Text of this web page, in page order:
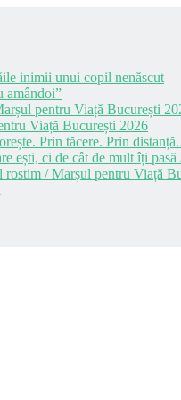
inimii unui copil nenăscut
amândoi”
pentru Viață București
Viață București 2026
Prin tăcere. Prin
ești, ci de cât de mult îți
/ Marșul pentru Viață